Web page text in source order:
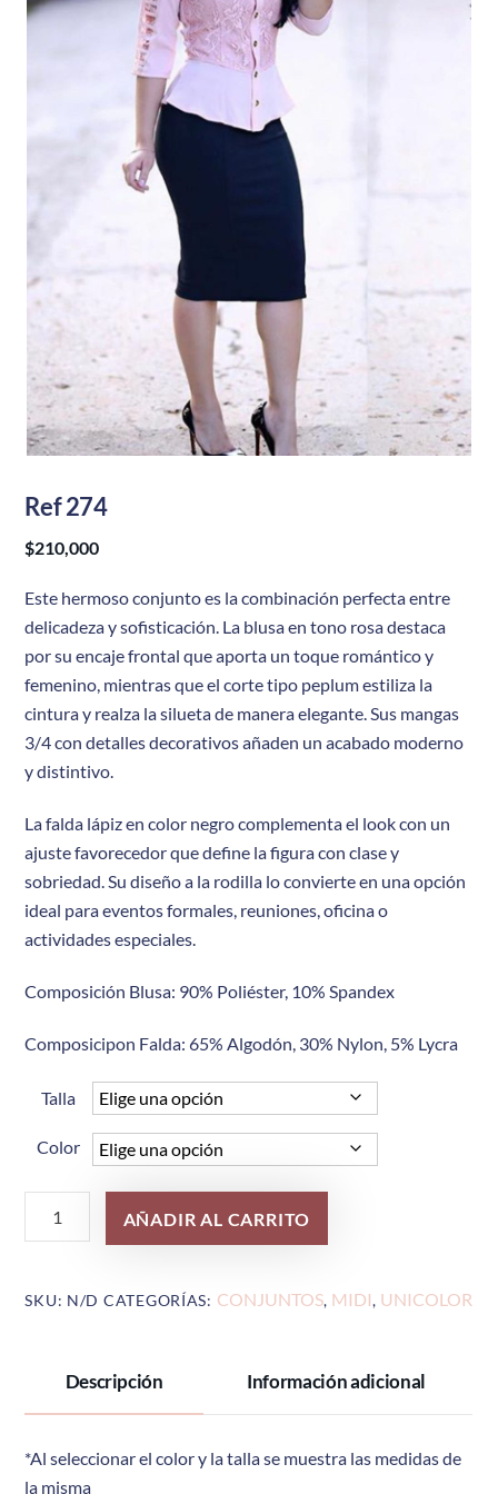
Ref 274
$210,000
Este hermoso conjunto es la combinación perfecta entre
delicadeza y sofisticación. La blusa en tono rosa destaca
por su encaje frontal que aporta un toque romántico y
femenino, mientras que el corte tipo peplum estiliza la
cintura y realza la silueta de manera elegante. Sus mangas
3/4 con detalles decorativos añaden un acabado moderno
y distintivo.
La falda lápiz en color negro complementa el look con un
ajuste favorecedor que define la figura con clase y
sobriedad. Su diseño a la rodilla lo convierte en una opción
ideal para eventos formales, reuniones, oficina o
actividades especiales.
Composición Blusa: 90% Poliéster, 10% Spandex
Composicipon Falda: 65% Algodón, 30% Nylon, 5% Lycra
Talla
Color
AÑADIR AL CARRITO
SKU: N/D CATEGORÍAS: CONJUNTOS, MIDI, UNICOLOR
Descripción Información adicional
*Al seleccionar el color y la talla se muestra las medidas de
la misma